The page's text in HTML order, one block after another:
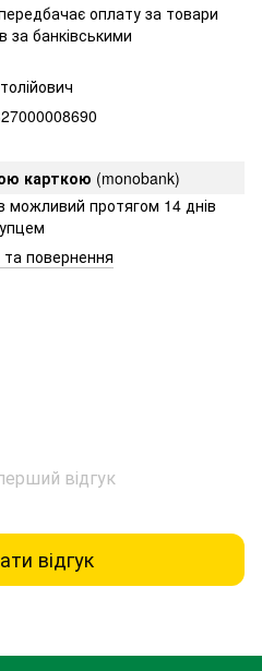
оплату за товари
за банківськими
карткою (monobank)
можливий протягом 14 днів
та повернення
відгук
відгук